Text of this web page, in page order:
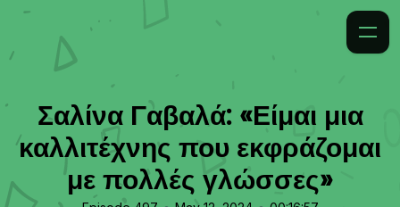
Σαλίνα Γαβαλά: «Είμαι μια
καλλιτέχνης που εκφράζομαι
με πολλές γλώσσες»